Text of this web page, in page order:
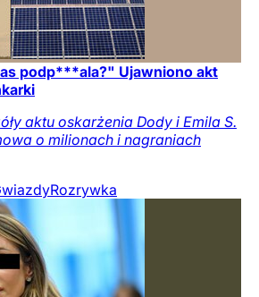
podp***ala?" Ujawniono akt
aktu oskarżenia Dody i Emila S.
o milionach i nagraniach
Rozrywka